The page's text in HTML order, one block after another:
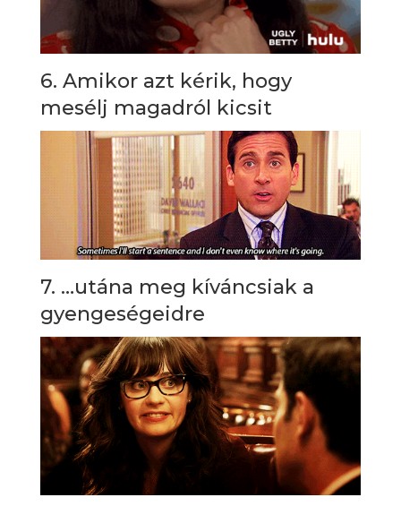
6. Amikor azt kérik, hogy
mesélj magadról kicsit
7. …utána meg kíváncsiak a
gyengeségeidre